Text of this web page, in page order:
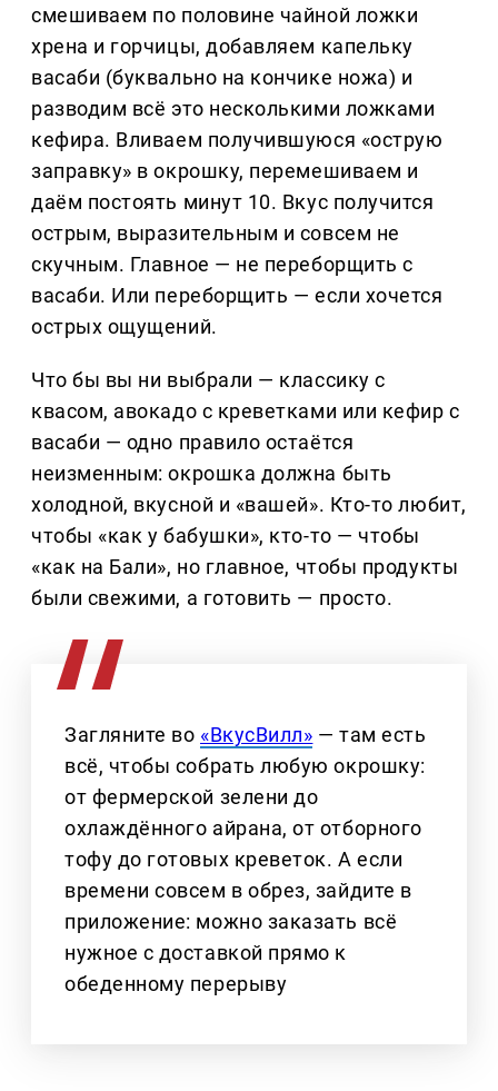
смешиваем по половине чайной ложки
хрена и горчицы, добавляем капельку
васаби (буквально на кончике ножа) и
разводим всё это несколькими ложками
кефира. Вливаем получившуюся «острую
заправку» в окрошку, перемешиваем и
даём постоять минут 10. Вкус получится
острым, выразительным и совсем не
скучным. Главное — не переборщить с
васаби. Или переборщить — если хочется
острых ощущений.
Что бы вы ни выбрали — классику с
квасом, авокадо с креветками или кефир с
васаби — одно правило остаётся
неизменным: окрошка должна быть
холодной, вкусной и «вашей». Кто-то любит,
чтобы «как у бабушки», кто-то — чтобы
«как на Бали», но главное, чтобы продукты
были свежими, а готовить — просто.
Загляните во «ВкусВилл» — там есть
всё, чтобы собрать любую окрошку:
от фермерской зелени до
охлаждённого айрана, от отборного
тофу до готовых креветок. А если
времени совсем в обрез, зайдите в
приложение: можно заказать всё
нужное с доставкой прямо к
обеденному перерыву